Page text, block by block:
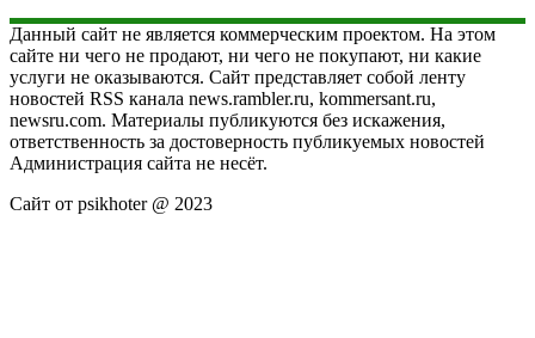
Данный сайт не является коммерческим проектом. На этом
сайте ни чего не продают, ни чего не покупают, ни какие
услуги не оказываются. Сайт представляет собой ленту
новостей RSS канала news.rambler.ru, kommersant.ru,
newsru.com. Материалы публикуются без искажения,
ответственность за достоверность публикуемых новостей
Администрация сайта не несёт.
Сайт от psikhoter @ 2023